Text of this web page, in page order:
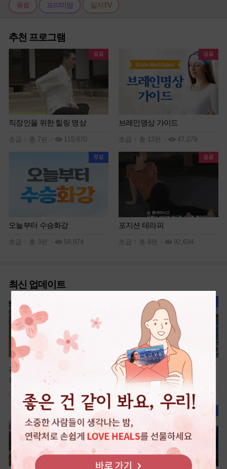
유료 프리미엄 일지TV
추천 프로그램
직장인을 위한 힐링 명상
초급 총 7편 115,670
브레인명상 가이드
초급 총 12편 47,079
오늘부터 수승화강
초급 총 3편 58,874
포지션 테라피
초급 총 8편 92,634
최신 업데이트
광명 가득 햇살을 머금은 휴식
처, 광명새빛공원
597
국내 최대 해상 케이블카, 전곡
항
941